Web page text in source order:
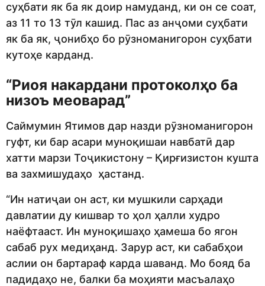
суҳбати як ба як доир намуданд, ки он се соат,
аз 11 то 13 тӯл кашид. Пас аз анҷоми суҳбати
як ба як, ҷонибҳо бо рӯзноманигорон суҳбати
кутоҳе карданд.
“Риоя накардани протоколҳо ба
низоъ меоварад”
Саймумин Ятимов дар назди рӯзноманигорон
гуфт, ки бар асари муноқишаи навбатӣ дар
хатти марзи Тоҷикистону – Қирғизистон кушта
ва захмишудаҳо ҳастанд.
“Ин натиҷаи он аст, ки мушкили сарҳади
давлатии ду кишвар то ҳол ҳалли худро
наёфтааст. Ин муноқишаҳо ҳамеша бо ягон
сабаб рух медиҳанд. Зарур аст, ки сабабҳои
аслии он бартараф карда шаванд. Мо бояд ба
падидаҳо не, балки ба моҳияти масъалаҳо